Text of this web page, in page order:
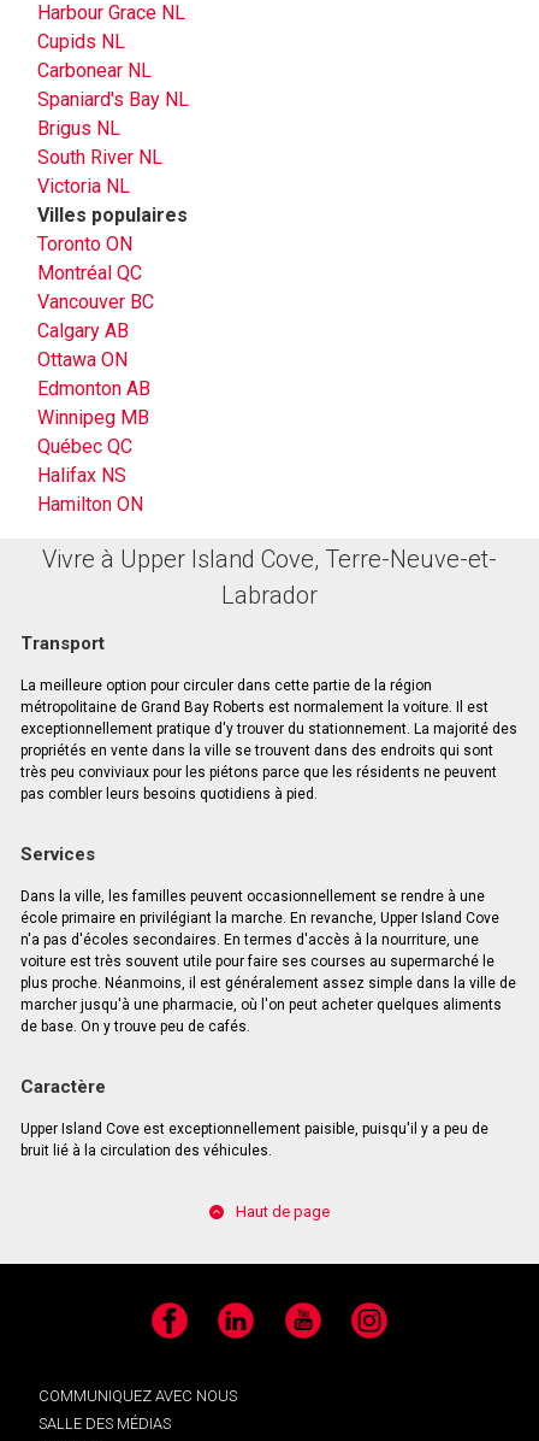
Harbour Grace NL
Cupids NL
Carbonear NL
Spaniard's Bay NL
Brigus NL
South River NL
Victoria NL
Villes populaires
Toronto ON
Montréal QC
Vancouver BC
Calgary AB
Ottawa ON
Edmonton AB
Winnipeg MB
Québec QC
Halifax NS
Hamilton ON
Vivre à Upper Island Cove, Terre-Neuve-et-
Labrador
Transport
La meilleure option pour circuler dans cette partie de la région
métropolitaine de Grand Bay Roberts est normalement la voiture. Il est
exceptionnellement pratique d'y trouver du stationnement. La majorité des
propriétés en vente dans la ville se trouvent dans des endroits qui sont
très peu conviviaux pour les piétons parce que les résidents ne peuvent
pas combler leurs besoins quotidiens à pied.
Services
Dans la ville, les familles peuvent occasionnellement se rendre à une
école primaire en privilégiant la marche. En revanche, Upper Island Cove
n'a pas d'écoles secondaires. En termes d'accès à la nourriture, une
voiture est très souvent utile pour faire ses courses au supermarché le
plus proche. Néanmoins, il est généralement assez simple dans la ville de
marcher jusqu'à une pharmacie, où l'on peut acheter quelques aliments
de base. On y trouve peu de cafés.
Caractère
Upper Island Cove est exceptionnellement paisible, puisqu'il y a peu de
bruit lié à la circulation des véhicules.
Haut de page
Facebook LinkedIn YouTube Instagram
COMMUNIQUEZ AVEC NOUS
SALLE DES MÉDIAS